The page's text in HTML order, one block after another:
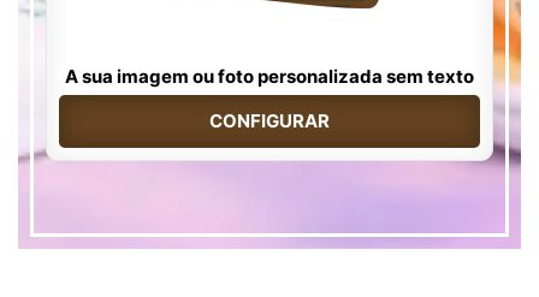
A sua imagem ou foto personalizada sem texto
CONFIGURAR